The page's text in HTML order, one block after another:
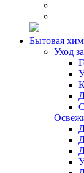
Бытовая
Уход